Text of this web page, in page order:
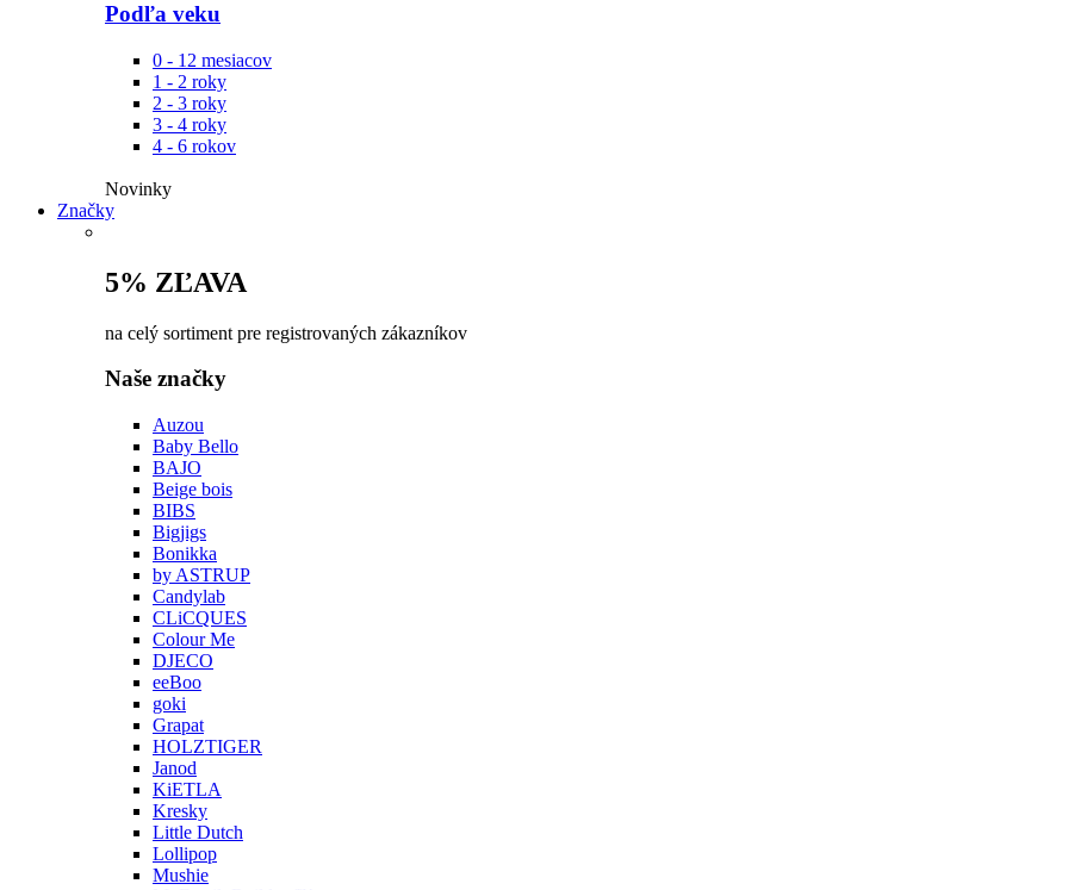
Podľa veku
0 - 12 mesiacov
1 - 2 roky
2 - 3 roky
3 - 4 roky
4 - 6 rokov
Novinky​
Značky
5% ZĽAVA
na celý sortiment pre registrovaných zákazníkov
Naše značky
Auzou
Baby Bello
BAJO
Beige bois
BIBS
Bigjigs
Bonikka
by ASTRUP
Candylab
CLiCQUES
Colour Me
DJECO
eeBoo
goki
Grapat
HOLZTIGER
Janod
KiETLA
Kresky
Little Dutch
Lollipop
Mushie